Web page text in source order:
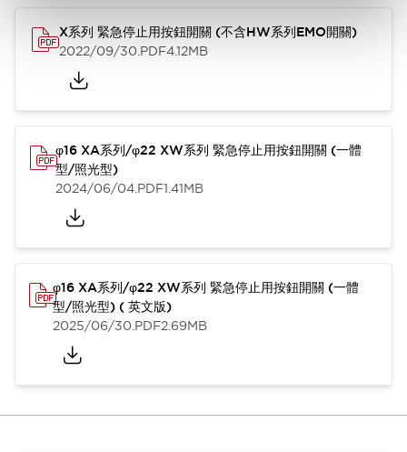
X系列 緊急停止用按鈕開關 (不含HW系列EMO開關)
2022/09/30.PDF4.12MB
φ16 XA系列/φ22 XW系列 緊急停止用按鈕開關 (一體
型/照光型)
2024/06/04.PDF1.41MB
φ16 XA系列/φ22 XW系列 緊急停止用按鈕開關 (一體
型/照光型) ( 英文版)
2025/06/30.PDF2.69MB